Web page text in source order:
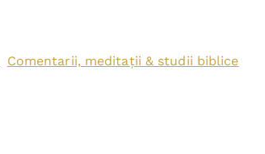
Comentarii, meditații & studii biblice